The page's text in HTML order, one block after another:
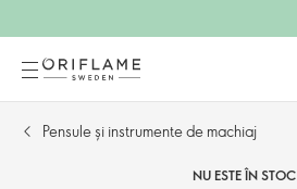
Pensule și instrumente de machiaj
NU ESTE ÎN STOC